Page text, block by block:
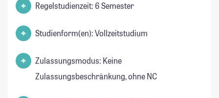
Regelstudienzeit: 6 Semester
Studienform(en): Vollzeitstudium
Zulassungsmodus: Keine
Zulassungsbeschränkung, ohne NC